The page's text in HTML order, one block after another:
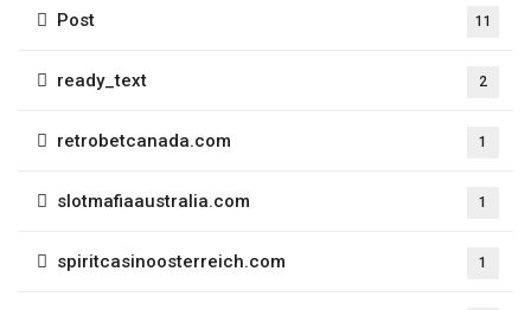
Post 11
ready_text 2
retrobetcanada.com 1
slotmafiaaustralia.com 1
spiritcasinoosterreich.com 1